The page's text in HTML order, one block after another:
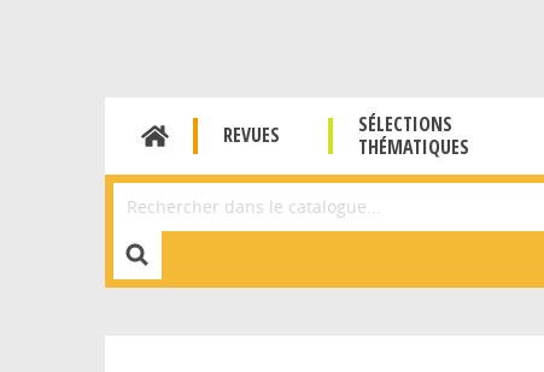
REVUES
SÉLECTIONS
THÉMATIQUES
Affiner la Recherche